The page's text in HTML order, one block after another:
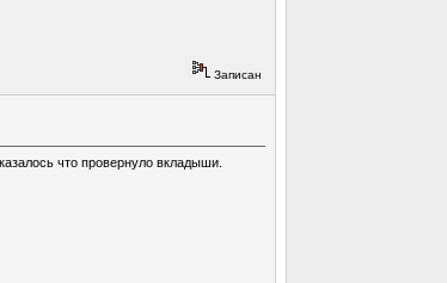
Записан
что провернуло вкладыши.